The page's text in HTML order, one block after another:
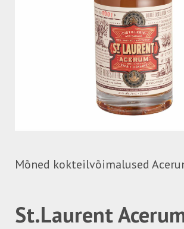
Mõned kokteilvõimalused
St.Laurent